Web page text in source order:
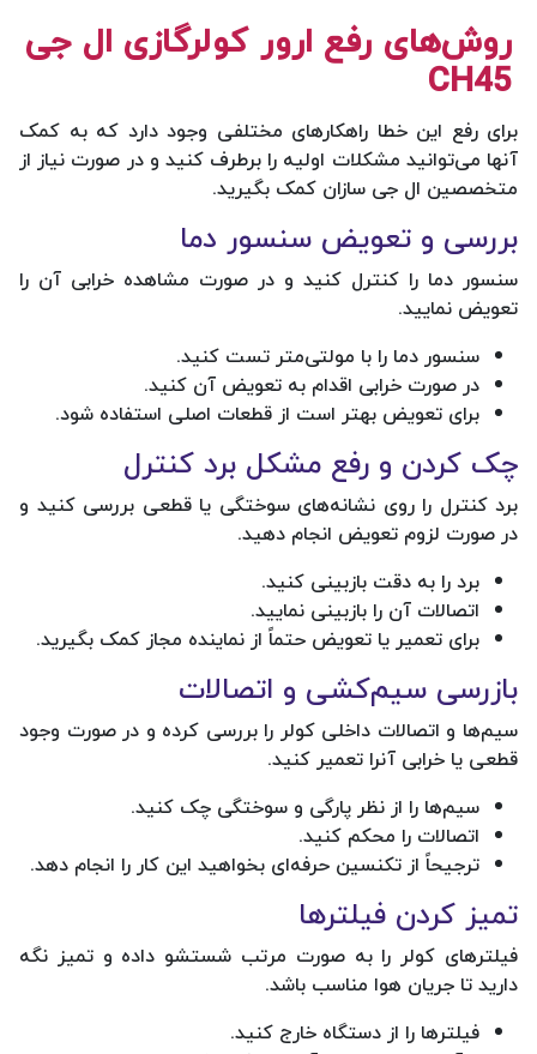
روش‌های رفع ارور کولرگازی ال جی
CH45
برای رفع این خطا راهکارهای مختلفی وجود دارد که به کمک
آنها می‌توانید مشکلات اولیه را برطرف کنید و در صورت نیاز از
متخصصین ال جی سازان کمک بگیرید.
بررسی و تعویض سنسور دما
سنسور دما را کنترل کنید و در صورت مشاهده خرابی آن را
تعویض نمایید.
سنسور دما را با مولتی‌متر تست کنید.
در صورت خرابی اقدام به تعویض آن کنید.
برای تعویض بهتر است از قطعات اصلی استفاده شود.
چک کردن و رفع مشکل برد کنترل
برد کنترل را روی نشانه‌های سوختگی یا قطعی بررسی کنید و
در صورت لزوم تعویض انجام دهید.
برد را به دقت بازبینی کنید.
اتصالات آن را بازبینی نمایید.
برای تعمیر یا تعویض حتماً از نماینده مجاز کمک بگیرید.
بازرسی سیم‌کشی و اتصالات
سیم‌ها و اتصالات داخلی کولر را بررسی کرده و در صورت وجود
قطعی یا خرابی آنرا تعمیر کنید.
سیم‌ها را از نظر پارگی و سوختگی چک کنید.
اتصالات را محکم کنید.
ترجیحاً از تکنسین حرفه‌ای بخواهید این کار را انجام دهد.
تمیز کردن فیلترها
فیلترهای کولر را به صورت مرتب شستشو داده و تمیز نگه
دارید تا جریان هوا مناسب باشد.
فیلترها را از دستگاه خارج کنید.